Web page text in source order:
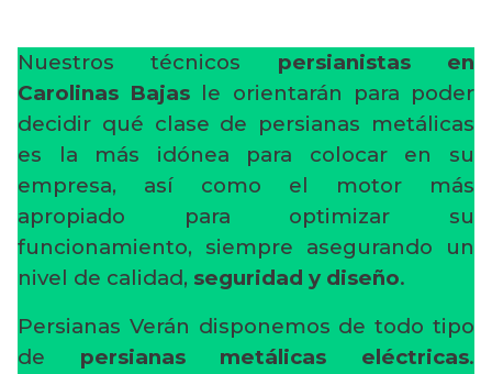
Nuestros técnicos persianistas en
Carolinas Bajas le orientarán para poder
decidir qué clase de persianas metálicas
es la más idónea para colocar en su
empresa, así como el motor más
apropiado para optimizar su
funcionamiento, siempre asegurando un
nivel de calidad, seguridad y diseño.
Persianas Verán disponemos de todo tipo
de persianas metálicas eléctricas.